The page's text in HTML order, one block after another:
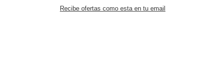
Recibe ofertas como esta en tu email